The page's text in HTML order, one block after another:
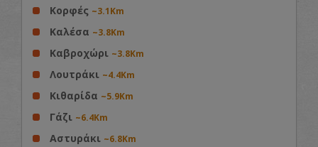
Κορφές ~3.1Km
Καλέσα ~3.8Km
Καβροχώρι ~3.8Km
Λουτράκι ~4.4Km
Κιθαρίδα ~5.9Km
Γάζι ~6.4Km
Αστυράκι ~6.8Km